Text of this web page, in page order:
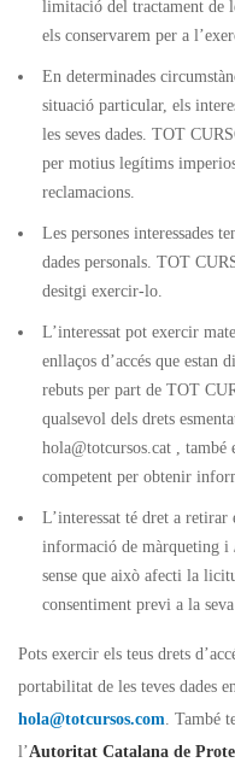
limitació del tractament de
els conservarem per a
En determinades
situació particular, els
les seves dades. TOT
per motius legítims
reclamacions.
Les persones interessades
dades personals. TOT
desitgi exercir-lo.
L’interessat pot exercir
enllaços d’accés que estan
rebuts per part de TOT
qualsevol dels drets
hola@totcursos.cat ,
competent per obtenir
L’interessat té dret a
informació de màrqueting i
sense que això afecti la
consentiment previ a la
Pots exercir els teus drets
portabilitat de les teves dades
hola@totcursos.com. També
l’Autoritat Catalana de